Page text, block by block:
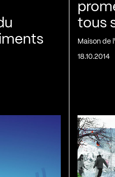
tous
Maison de
18.10.2014